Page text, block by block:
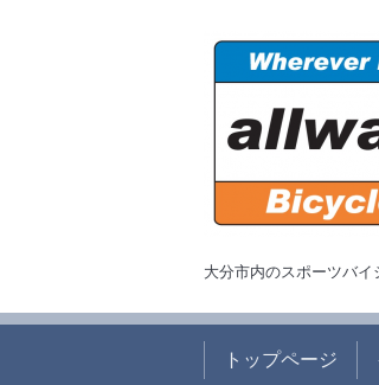
大分市内のスポーツバイ
トップページ